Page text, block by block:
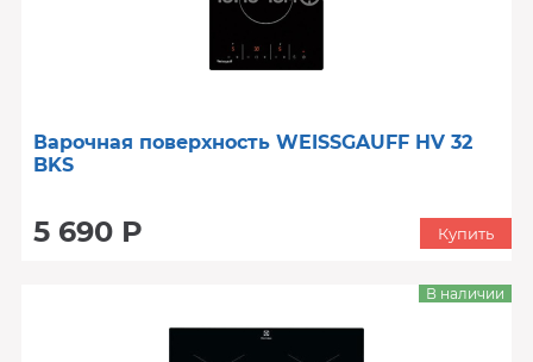
Варочная поверхность WEISSGAUFF HV 32
BKS
5 690 Р Купить
В наличии